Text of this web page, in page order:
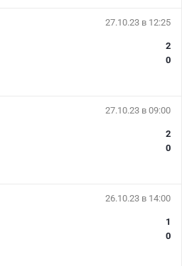
27.10.23 в 12:25
2
0
27.10.23 в 09:00
2
0
26.10.23 в 14:00
1
0